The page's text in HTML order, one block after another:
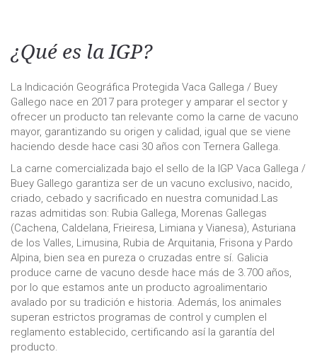
¿Qué es la IGP?
La Indicación Geográfica Protegida Vaca Gallega / Buey
Gallego nace en 2017 para proteger y amparar el sector y
ofrecer un producto tan relevante como la carne de vacuno
mayor, garantizando su origen y calidad, igual que se viene
haciendo desde hace casi 30 años con Ternera Gallega.
La carne comercializada bajo el sello de la IGP Vaca Gallega /
Buey Gallego garantiza ser de un vacuno exclusivo, nacido,
criado, cebado y sacrificado en nuestra comunidad.Las
razas admitidas son: Rubia Gallega, Morenas Gallegas
(Cachena, Caldelana, Frieiresa, Limiana y Vianesa), Asturiana
de los Valles, Limusina, Rubia de Arquitania, Frisona y Pardo
Alpina, bien sea en pureza o cruzadas entre sí. Galicia
produce carne de vacuno desde hace más de 3.700 años,
por lo que estamos ante un producto agroalimentario
avalado por su tradición e historia. Además, los animales
superan estrictos programas de control y cumplen el
reglamento establecido, certificando así la garantía del
producto.